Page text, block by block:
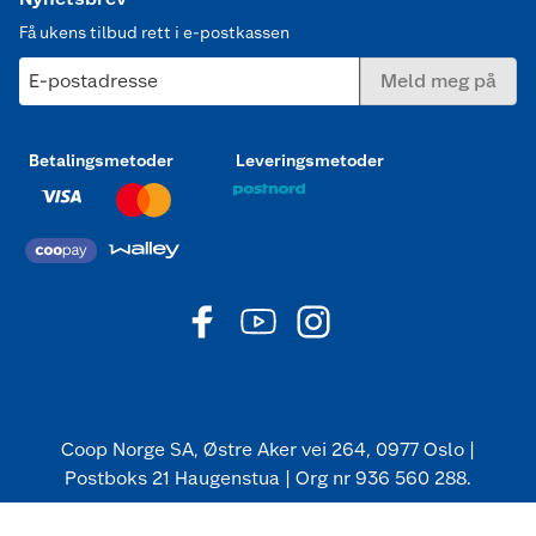
Få ukens tilbud rett i e-postkassen
E-postadresse Meld meg på
Betalingsmetoder Leveringsmetoder
Coop Norge SA, Østre Aker vei 264, 0977 Oslo |
Postboks 21 Haugenstua | Org nr 936 560 288.